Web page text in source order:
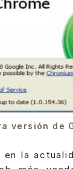
versión de
en la